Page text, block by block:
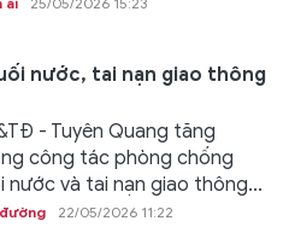
nước, tai nạn giao thông
- Tuyên Quang tăng
công tác phòng chống
nước và tai nạn giao thông...
22/05/2026 11:22